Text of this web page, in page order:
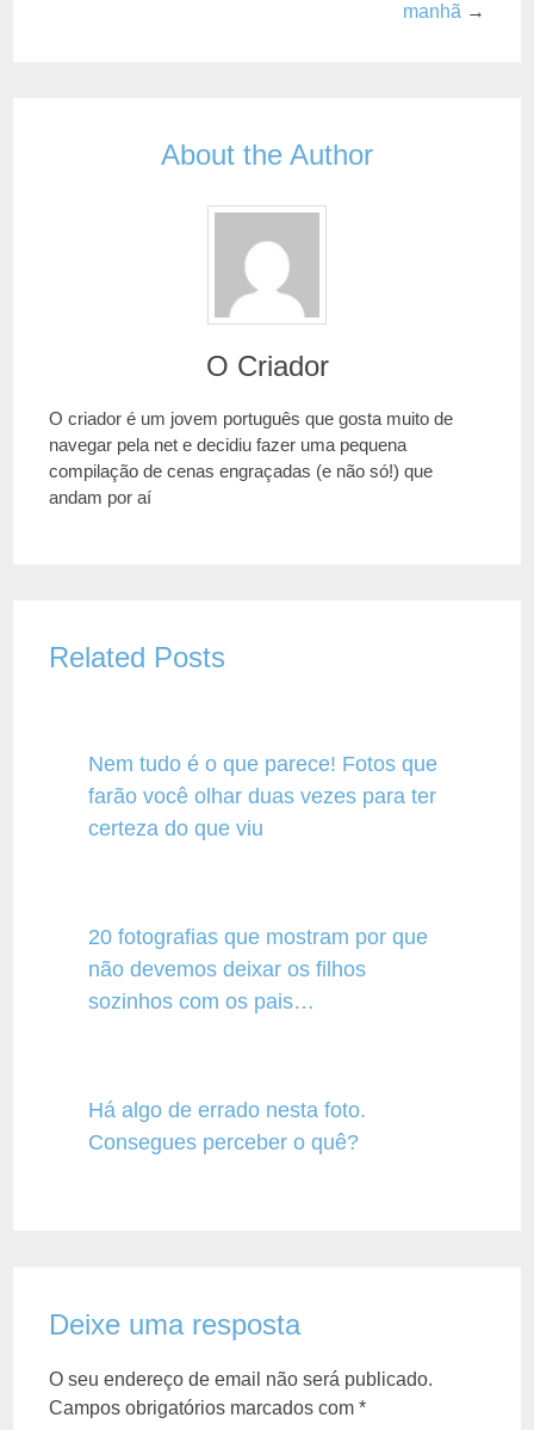
manhã →
About the Author
O Criador
O criador é um jovem português que gosta muito de
navegar pela net e decidiu fazer uma pequena
compilação de cenas engraçadas (e não só!) que
andam por aí
Related Posts
Nem tudo é o que parece! Fotos que
farão você olhar duas vezes para ter
certeza do que viu
20 fotografias que mostram por que
não devemos deixar os filhos
sozinhos com os pais…
Há algo de errado nesta foto.
Consegues perceber o quê?
Deixe uma resposta
O seu endereço de email não será publicado.
Campos obrigatórios marcados com*